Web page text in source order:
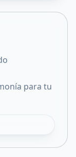
para tu